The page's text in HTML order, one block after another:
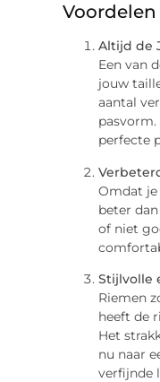
Voordelen
Altijd de
Een van
jouw
aantal
perfecte
Omdat je
beter
of niet
Stijlvolle
Riemen
heeft de
Het
nu naar
verfijnde